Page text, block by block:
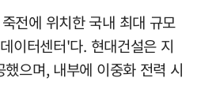
전에 위치한 국내 최대 규모
이터센터'다. 현대건설은 지
으며, 내부에 이중화 전력 시